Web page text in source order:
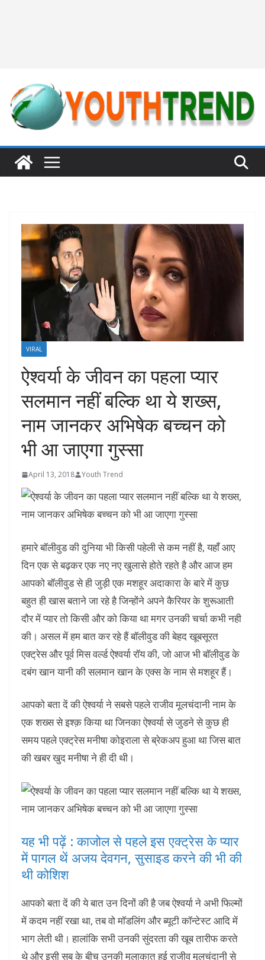
VIRAL
ऐश्वर्या के जीवन का पहला प्‍यार
सलमान नहीं बल्कि था ये शख्‍स,
नाम जानकर अभिषेक बच्चन को
भी आ जाएगा गुस्‍सा
April 13, 2018 Youth Trend
हमारे बॉलीवुड की दुनिया भी किसी पहेली से कम नहीं है, यहाँ आए
दिन एक से बढ़कर एक नए नए खुलासे होते रहते है और आज हम
आपको बॉलीवुड से ही जुड़ी एक मशहूर अदाकारा के बारे में कुछ
बहुत ही खास बताने जा रहे है जिन्होंने अपने कैरियर के शुरूआती
दौर में प्यार तो किसी और को किया था मगर उनकी चर्चा कभी नही
की। असल में हम बात कर रहे हैं बॉलीवुड की बेहद खूबसूरत
एक्ट्रेस और पूर्व मिस वर्ल्ड ऐश्वर्या रॉय की, जो आज भी बॉलीवुड के
दबंग खान यानी की सलमान खान के एक्स के नाम से मशहूर हैं।
आपको बता दें की ऐश्वर्या ने सबसे पहले राजीव मूलचंदानी नाम के
एक शख्स से इश्क़ किया था जिनका ऐश्वर्या से जुडने से कुछ ही
समय पहले एक्ट्रेस मनीषा कोइराला से ब्रेकअप हुआ था जिस बात
की खबर खुद मनीषा ने ही दी थी।
यह भी पढ़ें : काजोल से पहले इस एक्‍ट्रेस के प्‍यार
में पागल थें अजय देवगन, सुसाइड करने की भी की
थी कोशिश
आपको बता दें की ये बात उन दिनों की है जब ऐश्वर्या ने अभी फिल्मों
में कदम नहीं रखा था, तब वो मॉडलिंग और ब्यूटी कॉन्टेस्ट आदि में
भाग लेती थी। हालांकि सभी उनकी सुंदरता की खूब तारीफ करते
थे और इसी सब के बीच उनकी मुलाकात हुई राजीव मूलचंदानी से